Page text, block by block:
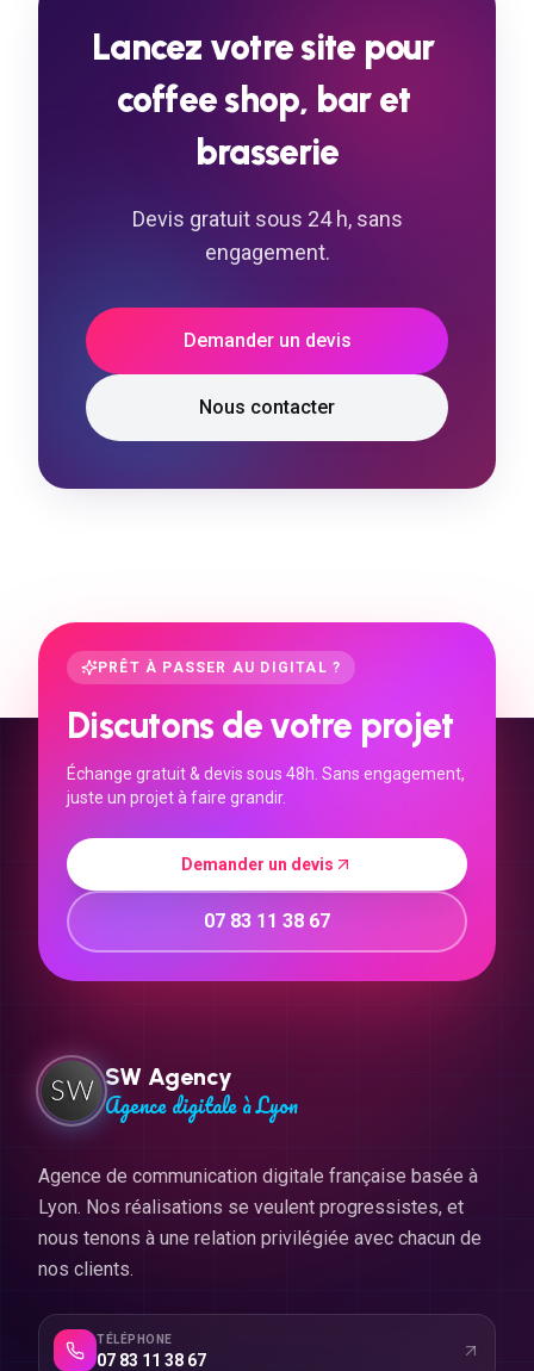
Lancez votresite pour
coffeeshop, bar et
brasserie
Devis gratuit sous 24 h, sans
engagement.
Demander un devis
Nous contacter
PRÊT À PASSER AU DIGITAL ?
Discutons de votre projet
Échange gratuit & devis sous 48h. Sans engagement,
juste un projet à faire grandir.
Demander un devis
07 83 11 38 67
SW Agency
Agence digitale à Lyon
Agence de communication digitale française basée à
Lyon. Nos réalisations se veulent progressistes, et
nous tenons à une relation privilégiée avec chacun de
nos clients.
TÉLÉPHONE
07 83 11 38 67